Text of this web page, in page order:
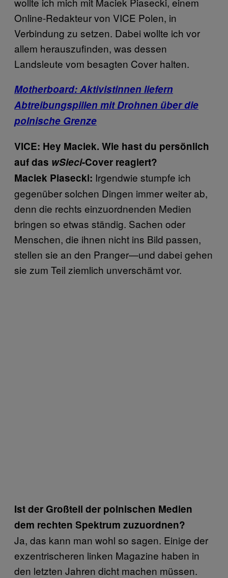
Online-Redakteur von VICE Polen, in
Verbindung zu setzen. Dabei wollte ich vor
allem herauszufinden, was dessen
Landsleute vom besagten Cover halten.
Motherboard: Aktivistinnen liefern
Abtreibungspillen mit Drohnen über die
polnische Grenze
VICE: Hey Maciek. Wie hast du persönlich
auf das wSieci-Cover reagiert?
Maciek Piasecki: Irgendwie stumpfe ich
gegenüber solchen Dingen immer weiter ab,
denn die rechts einzuordnenden Medien
bringen so etwas ständig. Sachen oder
Menschen, die ihnen nicht ins Bild passen,
stellen sie an den Pranger—und dabei gehen
sie zum Teil ziemlich unverschämt vor.
Ist der Großteil der polnischen Medien
dem rechten Spektrum zuzuordnen?
Ja, das kann man wohl so sagen. Einige der
exzentrischeren linken Magazine haben in
den letzten Jahren dicht machen müssen.